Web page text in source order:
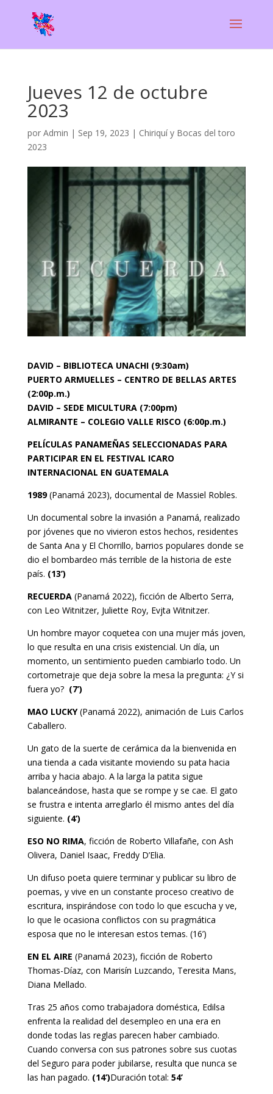
Jueves 12 de octubre
2023
por Admin | Sep 19, 2023 | Chiriquí y Bocas del toro
2023
DAVID – BIBLIOTECA UNACHI (9:30am)
PUERTO ARMUELLES – CENTRO DE BELLAS ARTES
(2:00p.m.)
DAVID – SEDE MICULTURA (7:00pm)
ALMIRANTE – COLEGIO VALLE RISCO (6:00p.m.)
PELÍCULAS PANAMEÑAS SELECCIONADAS PARA
PARTICIPAR EN EL FESTIVAL ICARO
INTERNACIONAL EN GUATEMALA
1989(Panamá 2023), documental de Massiel Robles.
Un documental sobre la invasión a Panamá, realizado
por jóvenes que no vivieron estos hechos, residentes
de Santa Ana y El Chorrillo, barrios populares donde se
dio el bombardeo más terrible de la historia de este
país. (13’)
RECUERDA (Panamá 2022), ficción de Alberto Serra,
con Leo Witnitzer, Juliette Roy, Evjta Witnitzer.
Un hombre mayor coquetea con una mujer más joven,
lo que resulta en una crisis existencial. Un día, un
momento, un sentimiento pueden cambiarlo todo. Un
cortometraje que deja sobre la mesa la pregunta: ¿Y si
fuera yo? (7’)
MAO LUCKY(Panamá 2022), animación de Luis Carlos
Caballero.
Un gato de la suerte de cerámica da la bienvenida en
una tienda a cada visitante moviendo su pata hacia
arriba y hacia abajo. A la larga la patita sigue
balanceándose, hasta que se rompe y se cae. El gato
se frustra e intenta arreglarlo él mismo antes del día
siguiente. (4’)
ESO NO RIMA, ficción de Roberto Villafañe, con Ash
Olivera, Daniel Isaac, Freddy D’Elia.
Un difuso poeta quiere terminar y publicar su libro de
poemas, y vive en un constante proceso creativo de
escritura, inspirándose con todo lo que escucha y ve,
lo que le ocasiona conflictos con su pragmática
esposa que no le interesan estos temas. (16’)
EN EL AIRE (Panamá 2023), ficción de Roberto
Thomas-Díaz, con Marisín Luzcando, Teresita Mans,
Diana Mellado.
Tras 25 años como trabajadora doméstica, Edilsa
enfrenta la realidad del desempleo en una era en
donde todas las reglas parecen haber cambiado.
Cuando conversa con sus patrones sobre sus cuotas
del Seguro para poder jubilarse, resulta que nunca se
las han pagado. (14’)Duración total: 54’